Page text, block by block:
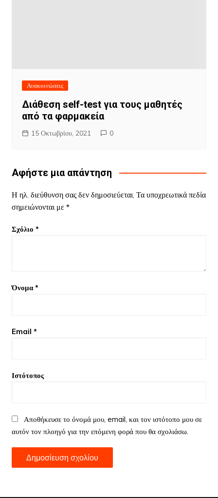
Ανακοινώσεις
Διάθεση self-test για τους μαθητές
από τα φαρμακεία
15 Οκτωβρίου, 2021 0
Αφήστε μια απάντηση
Η ηλ. διεύθυνση σας δεν δημοσιεύεται. Τα υποχρεωτικά πεδία
σημειώνονται με *
Σχόλιο *
Όνομα*
Email *
Ιστότοπος
Αποθήκευσε το όνομά μου, email, και τον ιστότοπο μου σε
αυτόν τον πλοηγό για την επόμενη φορά που θα σχολιάσω.